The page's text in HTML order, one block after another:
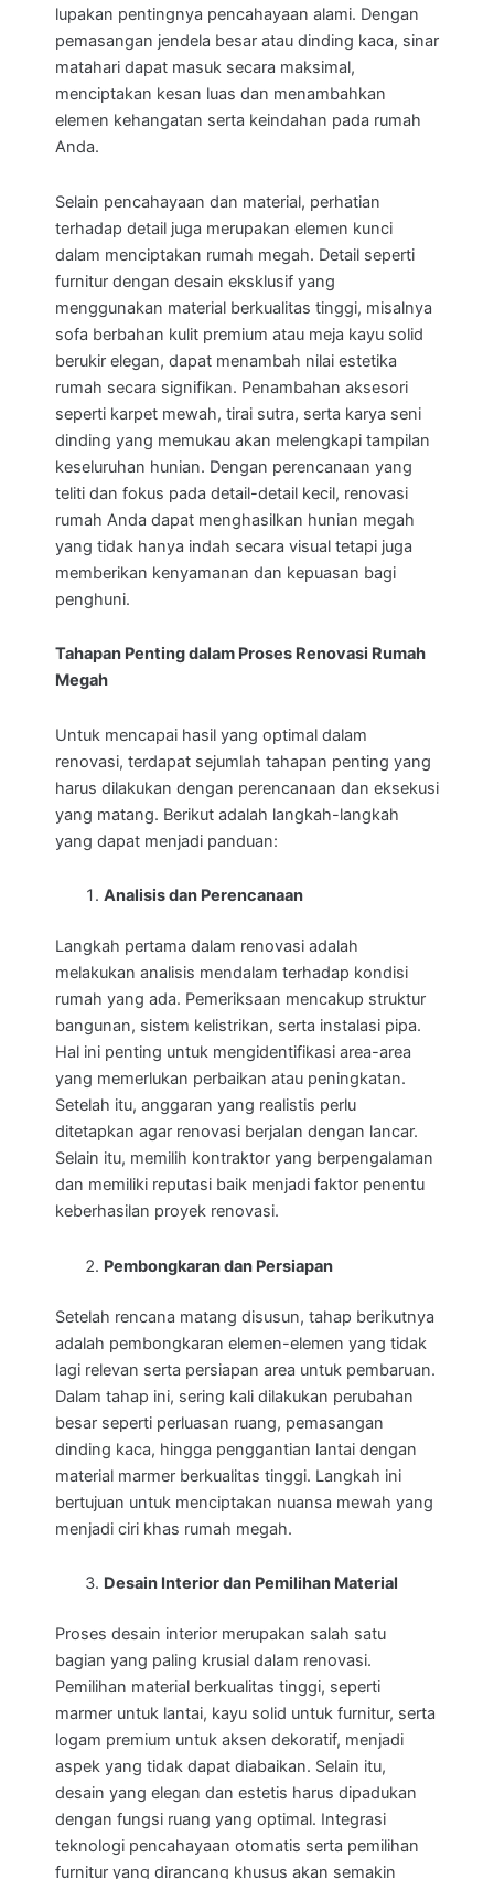
lupakan pentingnya pencahayaan alami. Dengan
pemasangan jendela besar atau dinding kaca, sinar
matahari dapat masuk secara maksimal,
menciptakan kesan luas dan menambahkan
elemen kehangatan serta keindahan pada rumah
Anda.
Selain pencahayaan dan material, perhatian
terhadap detail juga merupakan elemen kunci
dalam menciptakan rumah megah. Detail seperti
furnitur dengan desain eksklusif yang
menggunakan material berkualitas tinggi, misalnya
sofa berbahan kulit premium atau meja kayu solid
berukir elegan, dapat menambah nilai estetika
rumah secara signifikan. Penambahan aksesori
seperti karpet mewah, tirai sutra, serta karya seni
dinding yang memukau akan melengkapi tampilan
keseluruhan hunian. Dengan perencanaan yang
teliti dan fokus pada detail-detail kecil, renovasi
rumah Anda dapat menghasilkan hunian megah
yang tidak hanya indah secara visual tetapi juga
memberikan kenyamanan dan kepuasan bagi
penghuni.
Tahapan Penting dalam Proses Renovasi Rumah
Megah
Untuk mencapai hasil yang optimal dalam
renovasi, terdapat sejumlah tahapan penting yang
harus dilakukan dengan perencanaan dan eksekusi
yang matang. Berikut adalah langkah-langkah
yang dapat menjadi panduan:
Analisis dan Perencanaan
Langkah pertama dalam renovasi adalah
melakukan analisis mendalam terhadap kondisi
rumah yang ada. Pemeriksaan mencakup struktur
bangunan, sistem kelistrikan, serta instalasi pipa.
Hal ini penting untuk mengidentifikasi area-area
yang memerlukan perbaikan atau peningkatan.
Setelah itu, anggaran yang realistis perlu
ditetapkan agar renovasi berjalan dengan lancar.
Selain itu, memilih kontraktor yang berpengalaman
dan memiliki reputasi baik menjadi faktor penentu
keberhasilan proyek renovasi.
Pembongkaran dan Persiapan
Setelah rencana matang disusun, tahap berikutnya
adalah pembongkaran elemen-elemen yang tidak
lagi relevan serta persiapan area untuk pembaruan.
Dalam tahap ini, sering kali dilakukan perubahan
besar seperti perluasan ruang, pemasangan
dinding kaca, hingga penggantian lantai dengan
material marmer berkualitas tinggi. Langkah ini
bertujuan untuk menciptakan nuansa mewah yang
menjadi ciri khas rumah megah.
Desain Interior dan Pemilihan Material
Proses desain interior merupakan salah satu
bagian yang paling krusial dalam renovasi.
Pemilihan material berkualitas tinggi, seperti
marmer untuk lantai, kayu solid untuk furnitur, serta
logam premium untuk aksen dekoratif, menjadi
aspek yang tidak dapat diabaikan. Selain itu,
desain yang elegan dan estetis harus dipadukan
dengan fungsi ruang yang optimal. Integrasi
teknologi pencahayaan otomatis serta pemilihan
furnitur yang dirancang khusus akan semakin